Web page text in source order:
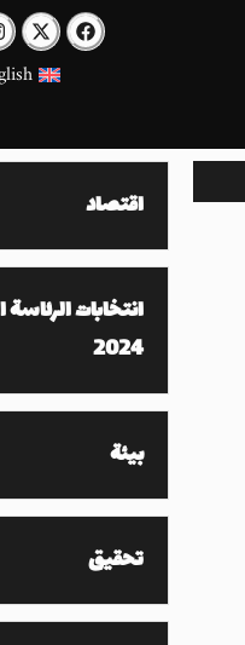
اقتصاد
انتخابات
2024
بيئة
تحقيق